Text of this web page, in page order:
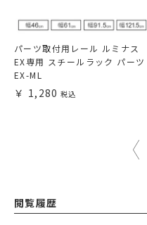
パーツ取付用レール ルミナス
EX専用 スチールラック パーツ
EX-ML
1,280
閲覧履歴